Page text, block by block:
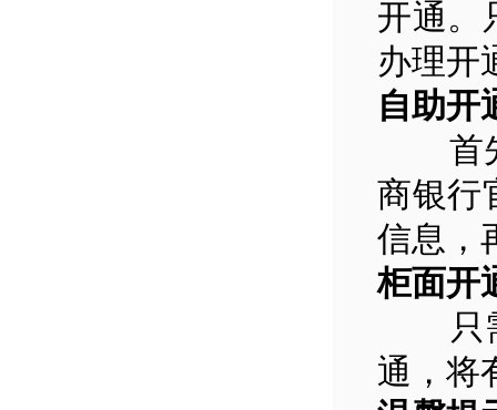
开通。
办理开
自助开
首先
商银行
信息，
柜面开
只需
通，将